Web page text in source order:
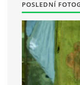
HRY DO ROKU 1973
MÍSTO PRO VAŠE
DOKUMENTY OVJK
POSLEDNÍ